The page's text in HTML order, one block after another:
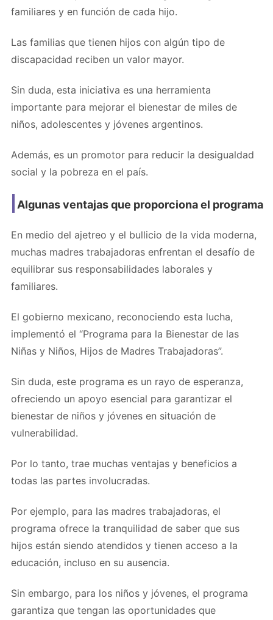
familiares y en función de cada hijo.
Las familias que tienen hijos con algún tipo de
discapacidad reciben un valor mayor.
Sin duda, esta iniciativa es una herramienta
importante para mejorar el bienestar de miles de
niños, adolescentes y jóvenes argentinos.
Además, es un promotor para reducir la desigualdad
social y la pobreza en el país.
Algunas ventajas que proporciona el programa
En medio del ajetreo y el bullicio de la vida moderna,
muchas madres trabajadoras enfrentan el desafío de
equilibrar sus responsabilidades laborales y
familiares.
El gobierno mexicano, reconociendo esta lucha,
implementó el “Programa para la Bienestar de las
Niñas y Niños, Hijos de Madres Trabajadoras”.
Sin duda, este programa es un rayo de esperanza,
ofreciendo un apoyo esencial para garantizar el
bienestar de niños y jóvenes en situación de
vulnerabilidad.
Por lo tanto, trae muchas ventajas y beneficios a
todas las partes involucradas.
Por ejemplo, para las madres trabajadoras, el
programa ofrece la tranquilidad de saber que sus
hijos están siendo atendidos y tienen acceso a la
educación, incluso en su ausencia.
Sin embargo, para los niños y jóvenes, el programa
garantiza que tengan las oportunidades que